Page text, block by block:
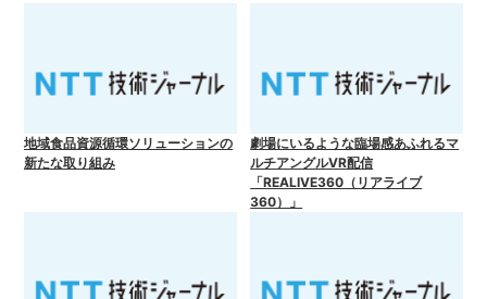
地域食品資源循環ソリューションの
新たな取り組み
劇場にいるような臨場感あふれるマ
ルチアングルVR配信
「REALIVE360（リアライブ
360）」